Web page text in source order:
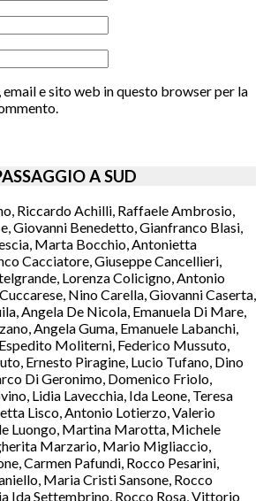
email e sito web in questo browser per la
A SUD
Riccardo Achilli, Raffaele Ambrosio,
Giovanni Benedetto, Gianfranco Blasi,
Marta Bocchio, Antonietta
Cacciatore, Giuseppe Cancellieri,
Lorenza Colicigno, Antonio
Nino Carella, Giovanni Caserta,
Angela De Nicola, Emanuela Di Mare,
Angela Guma, Emanuele Labanchi,
Moliterni, Federico Mussuto,
Ernesto Piragine, Lucio Tufano, Dino
Di Geronimo, Domenico Friolo,
Lidia Lavecchia, Ida Leone, Teresa
Lisco, Antonio Lotierzo, Valerio
Luongo, Martina Marotta, Michele
Marzario, Mario Migliaccio,
Carmen Pafundi, Rocco Pesarini,
Maria Cristi Sansone, Rocco
Ida Settembrino, Rocco Rosa, Vittorio